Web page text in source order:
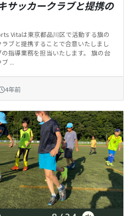
サッカークラブと提携の
Vitaは東京都品川区で活動する旗の
ブと提携することで合意いたしまし
指導業務を担当いたします。 旗の台
...
4年前